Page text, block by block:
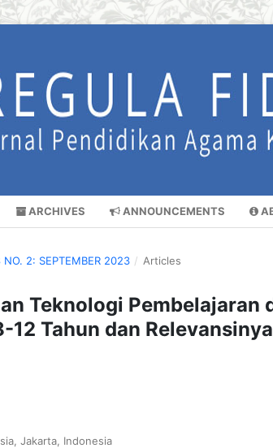
ARCHIVES ANNOUNCEMENTS
NO. 2: SEPTEMBER 2023 / Articles
Teknologi Pembelajaran
12 Tahun dan
Jakarta, Indonesia